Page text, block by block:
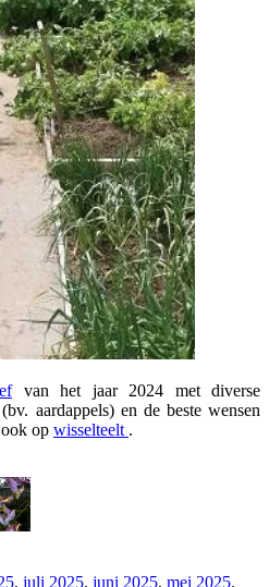
van het jaar 2024 met diverse
aardappels) en de beste wensen
op wisselteelt .
, juli 2025, juni 2025, mei 2025.